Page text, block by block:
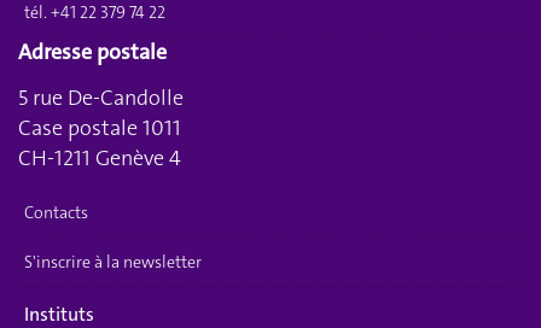
tél. +41 22 379 74 22
Adresse postale
5 rue De-Candolle
Case postale 1011
CH-1211 Genève 4
Contacts
S'inscrire à la newsletter
Instituts